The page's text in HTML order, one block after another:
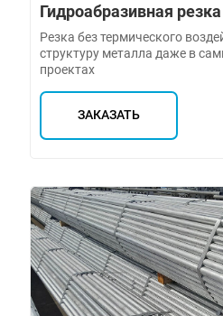
Гидроабразивная резка
Резка без термического
структуру металла даже в
проектах
ЗАКАЗАТЬ